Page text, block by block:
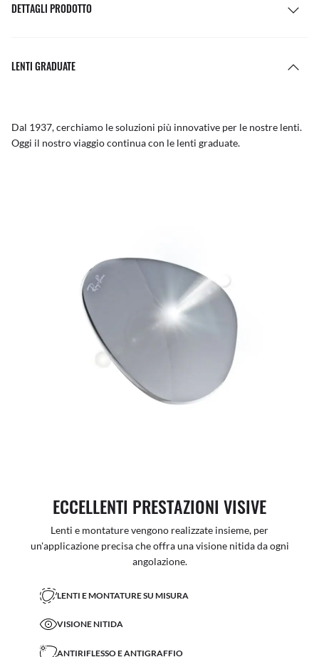
DETTAGLI PRODOTTO
LENTI GRADUATE
Dal 1937, cerchiamo le soluzioni più innovative per le nostre lenti.
Oggi il nostro viaggio continua con le lenti graduate.
ECCELLENTI PRESTAZIONI VISIVE
Lenti e montature vengono realizzate insieme, per
un'applicazione precisa che offra una visione nitida da ogni
angolazione.
LENTI E MONTATURE SU MISURA
VISIONE NITIDA
ANTIRIFLESSO E ANTIGRAFFIO